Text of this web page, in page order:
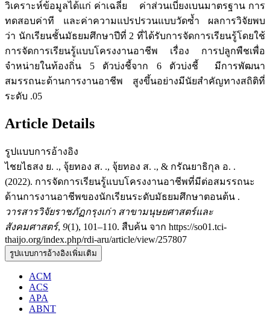
วิเคราะห์ข้อมูลได้แก่ ค่าเฉลี่ย ค่าส่วนเบี่ยงเบนมาตรฐาน การ
ทดสอบค่าที และค่าความแปรปรวนแบบวัดซ้ำ ผลการวิจัยพบ
ว่า นักเรียนชั้นมัธยมศึกษาปีที่ 2 ที่ได้รับการจัดการเรียนรู้โดยใช้
การจัดการเรียนรู้แบบโครงงานอาชีพ เรื่อง การปลูกพืชเพื่อ
จำหน่ายในท้องถิ่น 5 ตัวบ่งชี้จาก 6 ตัวบ่งชี้ มีการพัฒนา
สมรรถนะด้านการงานอาชีพ สูงขึ้นอย่างมีนัยสำคัญทางสถิติที่
ระดับ .05
Article Details
รูปแบบการอ้างอิง
ไชยไธสง ย. ., จุ้ยทอง ส. ., จุ้ยทอง ส. ., & กรัณยาธิกุล อ. .
(2022). การจัดการเรียนรู้แบบโครงงานอาชีพที่มีต่อสมรรถนะ
ด้านการงานอาชีพของนักเรียนระดับมัธยมศึกษาตอนต้น .
วารสารวิจัยราชภัฏกรุงเก่า สาขามนุษยศาสตร์และ
สังคมศาสตร์, 9(1), 101–110. สืบค้น จาก https://so01.tci-
thaijo.org/index.php/rdi-aru/article/view/257807
รูปแบบการอ้างอิงเพิ่มเติม
ACM
ACS
APA
ABNT